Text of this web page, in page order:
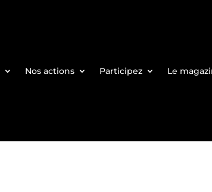
Nos actions Participez Le